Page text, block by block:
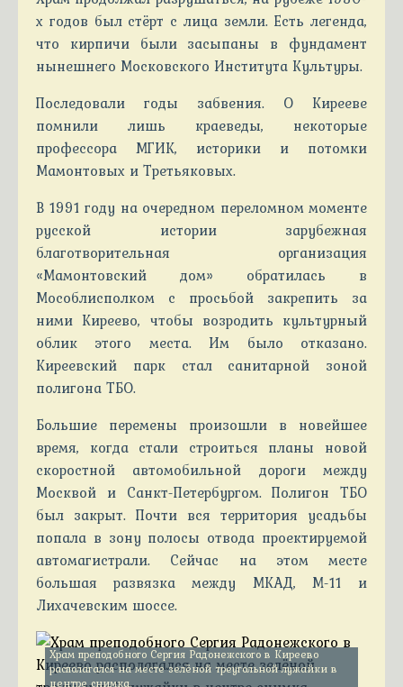
х годов был стёрт с лица земли. Есть легенда,
что кирпичи были засыпаны в фундамент
нынешнего Московского Института Культуры.
Последовали годы забвения. О Кирееве
помнили лишь краеведы, некоторые
профессора МГИК, историки и потомки
Мамонтовых и Третьяковых.
В 1991 году на очередном переломном моменте
русской истории зарубежная
благотворительная организация
«Мамонтовский дом» обратилась в
Мособлисполком с просьбой закрепить за
ними Киреево, чтобы возродить культурный
облик этого места. Им было отказано.
Киреевский парк стал санитарной зоной
полигона ТБО.
Большие перемены произошли в новейшее
время, когда стали строиться планы новой
скоростной автомобильной дороги между
Москвой и Санкт-Петербургом. Полигон ТБО
был закрыт. Почти вся территория усадьбы
попала в зону полосы отвода проектируемой
автомагистрали. Сейчас на этом месте
большая развязка между МКАД, М-11 и
Лихачевским шоссе.
Храм преподобного Сергия Радонежского в Киреево
располагался на месте зелёной треугольной лужайки в
центре снимка.